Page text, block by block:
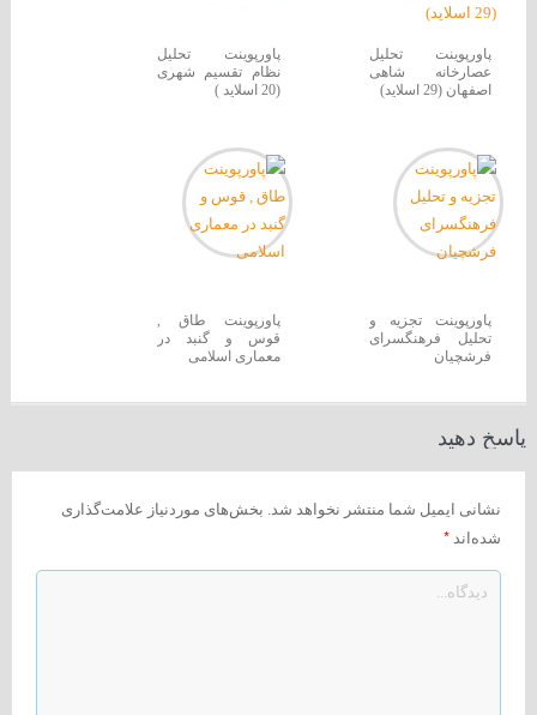
پاورپوینت تحلیل
عصارخانه شاهی
اصفهان (29 اسلاید)
پاورپوینت تحلیل
نظام تقسیم شهری
(20 اسلاید )
پاورپوینت تجزیه و
تحلیل فرهنگسرای
فرشچیان
پاورپوینت طاق ,
قوس و گنبد در
معماری اسلامی
پاسخ دهید
نشانی ایمیل شما منتشر نخواهد شد. بخش‌های موردنیاز علامت‌گذاری
شده‌اند *